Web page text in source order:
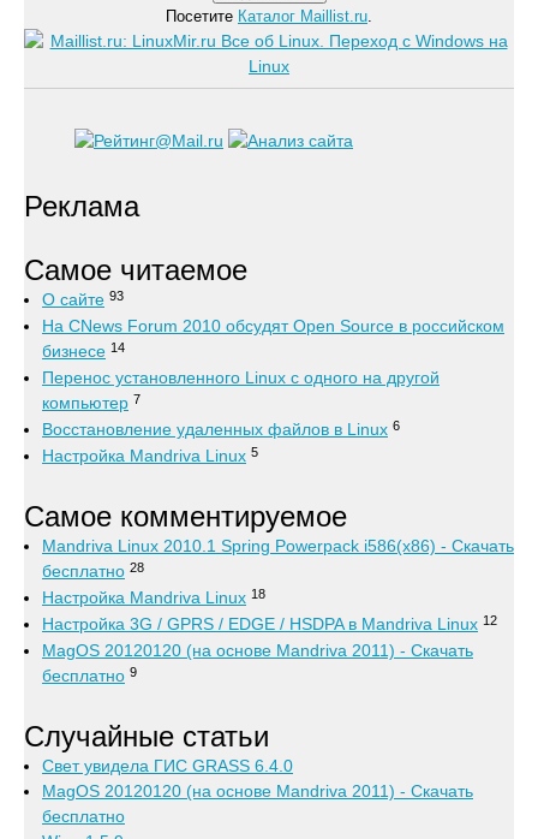
Посетите Каталог Maillist.ru.
Реклама
Самое читаемое
О сайте 93
На CNews Forum 2010 обсудят Open Source в российском
бизнесе 14
Перенос установленного Linux с одного на другой
компьютер 7
Восстановление удаленных файлов в Linux 6
Настройка Mandriva Linux 5
Самое комментируемое
Mandriva Linux 2010.1 Spring Powerpack i586(x86) - Скачать
бесплатно 28
Настройка Mandriva Linux 18
Настройка 3G / GPRS / EDGE / HSDPA в Mandriva Linux 12
MagOS 20120120 (на основе Mandriva 2011) - Скачать
бесплатно 9
Случайные статьи
Свет увидела ГИС GRASS 6.4.0
MagOS 20120120 (на основе Mandriva 2011) - Скачать
бесплатно